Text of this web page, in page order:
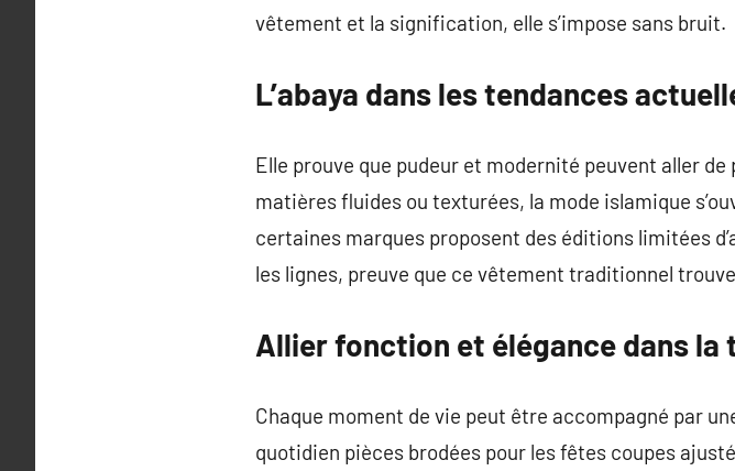
vêtement et la signification, elle s’impose sans bruit.
L’abaya dans les tendances
Elle prouve que pudeur et modernité peuvent aller
matières fluides ou texturées, la mode islamique
certaines marques proposent des éditions limitées
les lignes, preuve que ce vêtement traditionnel
Allier fonction et élégance dans la
Chaque moment de vie peut être accompagné par
quotidien pièces brodées pour les fêtes coupes